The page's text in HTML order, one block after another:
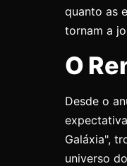
quanto as
tornam a
O
Desde o
Galáxia",
universo